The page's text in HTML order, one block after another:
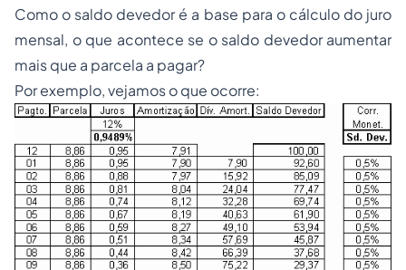
Como o saldo devedor é a base para o cálculo do juro
mensal, o que acontece se o saldo devedor aumentar
mais que a parcela a pagar?
Por exemplo, vejamos o que ocorre: